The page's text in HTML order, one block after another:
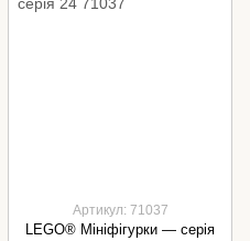
Артикул: 71037
LEGO® Мініфігурки — серія